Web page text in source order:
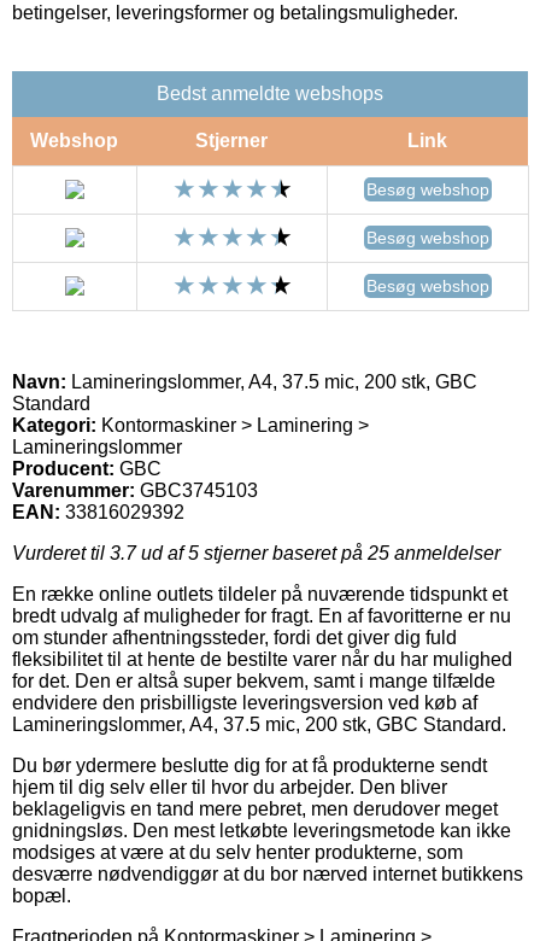
betingelser, leveringsformer og betalingsmuligheder.
Bedst anmeldte webshops
Webshop Stjerner Link
Besøg webshop
Besøg webshop
Besøg webshop
Navn: Lamineringslommer, A4, 37.5 mic, 200 stk, GBC
Standard
Kategori: Kontormaskiner > Laminering >
Lamineringslommer
Producent: GBC
Varenummer: GBC3745103
EAN: 33816029392
Vurderet til 3.7ud af 5 stjerner baseret på 25 anmeldelser
En række online outlets tildeler på nuværende tidspunkt et
bredt udvalg af muligheder for fragt. En af favoritterne er nu
om stunder afhentningssteder, fordi det giver dig fuld
fleksibilitet til at hente de bestilte varer når du har mulighed
for det. Den er altså super bekvem, samt i mange tilfælde
endvidere den prisbilligste leveringsversion ved køb af
Lamineringslommer, A4, 37.5 mic, 200 stk, GBC Standard.
Du bør ydermere beslutte dig for at få produkterne sendt
hjem til dig selv eller til hvor du arbejder. Den bliver
beklageligvis en tand mere pebret, men derudover meget
gnidningsløs. Den mest letkøbte leveringsmetode kan ikke
modsiges at være at du selv henter produkterne, som
desværre nødvendiggør at du bor nærved internet butikkens
bopæl.
Fragtperioden på Kontormaskiner > Laminering >